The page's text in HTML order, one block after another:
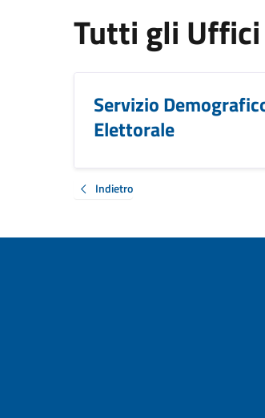
Tutti gli
Servizio
Elettorale
Indietro